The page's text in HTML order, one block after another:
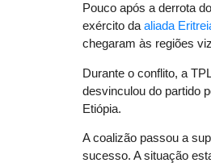
Pouco após a derrota
exército da aliada
chegaram às regiões
Durante o conflito, a
desvinculou do partido
Etiópia.
A coalizão passou a
sucesso. A situação